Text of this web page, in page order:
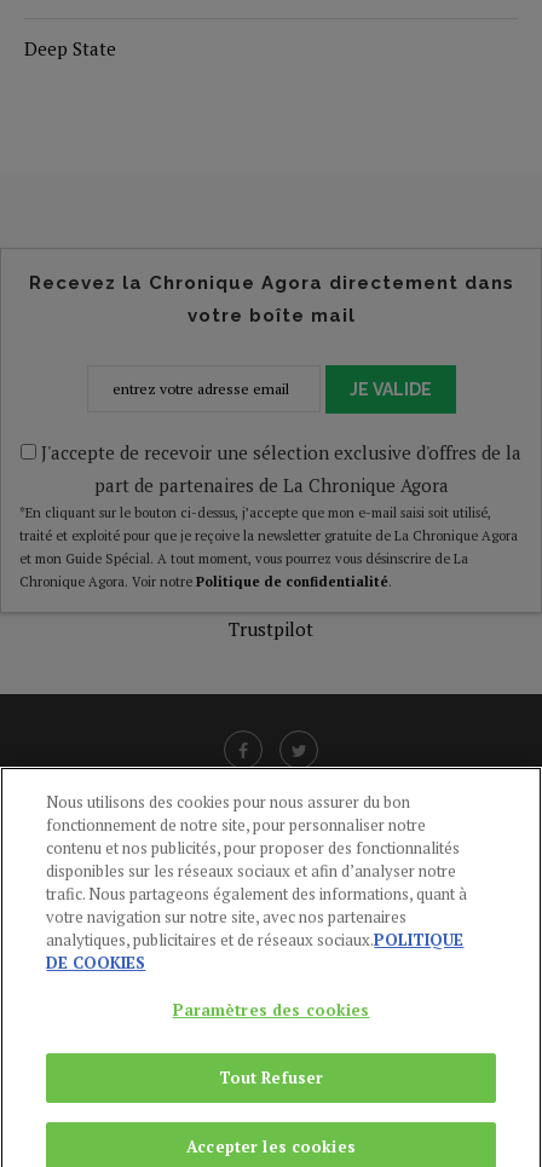
Deep State
Recevez la Chronique Agora directement dans
votre boîte mail
JE VALIDE
J'accepte de recevoir une sélection exclusive d'offres de la
part de partenaires de La Chronique Agora
*En cliquant sur le bouton ci-dessus, j’accepte que mon e-mail saisi soit utilisé,
traité et exploité pour que je reçoive la newsletter gratuite de La Chronique Agora
et mon Guide Spécial. A tout moment, vous pourrez vous désinscrire de La
Chronique Agora. Voir notre Politique de confidentialité.
Trustpilot
LIENS UTILES
CGU-POLITIQUE DE CONFIDENTIALITÉ -POLITIQUE DES COOKIES
MENTIONS LÉGALES -AIDE
CONTACT
Du Lundi au Vendredi, 9h-13h et 14h-17h
Copyright © 2024Publications Agora
REMONTER
Nous utilisons des cookies pour nous assurer du bon
fonctionnement de notre site, pour personnaliser notre
contenu et nos publicités, pour proposer des fonctionnalités
disponibles sur les réseaux sociaux et afin d’analyser notre
trafic. Nous partageons également des informations, quant à
votre navigation sur notre site, avec nos partenaires
analytiques, publicitaires et de réseaux sociaux.POLITIQUE
DE COOKIES
Paramètres des cookies
Tout Refuser
Accepter les cookies